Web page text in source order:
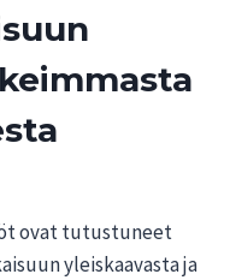
ovat tutustuneet
yleiskaavasta ja